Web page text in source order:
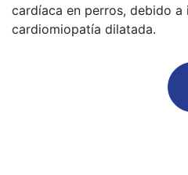
cardíaca en perros, debido a
cardiomiopatía dilatada.